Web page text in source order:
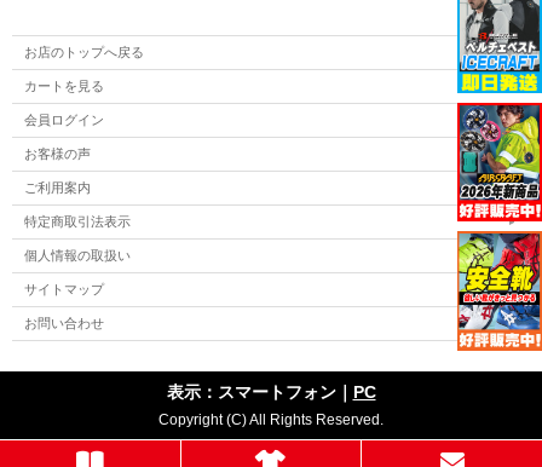
お店のトップへ戻る
カートを見る
会員ログイン
お客様の声
ご利用案内
特定商取引法表示
個人情報の取扱い
サイトマップ
お問い合わせ
表示：スマートフォン｜ PC
Copyright (C) All Rights Reserved.